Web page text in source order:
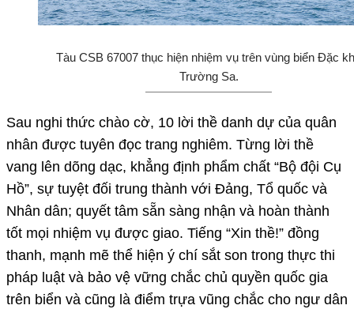
Tàu CSB 67007 thục hiện nhiệm vụ trên vùng biển Đặc
Trường Sa.
Sau nghi thức chào cờ, 10 lời thề danh dự của quân
nhân được tuyên đọc trang nghiêm. Từng lời thề
vang lên dõng dạc, khẳng định phẩm chất “Bộ đội Cụ
Hồ”, sự tuyệt đối trung thành với Đảng, Tổ quốc và
Nhân dân; quyết tâm sẵn sàng nhận và hoàn thành
tốt mọi nhiệm vụ được giao. Tiếng “Xin thề!” đồng
thanh, mạnh mẽ thể hiện ý chí sắt son trong thực thi
pháp luật và bảo vệ vững chắc chủ quyền quốc gia
trên biển và cũng là điểm trựa vũng chắc cho ngư dân